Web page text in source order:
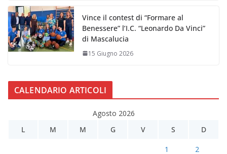
Vince il contest di “Formare al
Benessere” l’I.C. “Leonardo Da Vinci”
di Mascalucia
15 Giugno 2026
CALENDARIO ARTICOLI
Agosto 2026
L
M M G V S D
1 2